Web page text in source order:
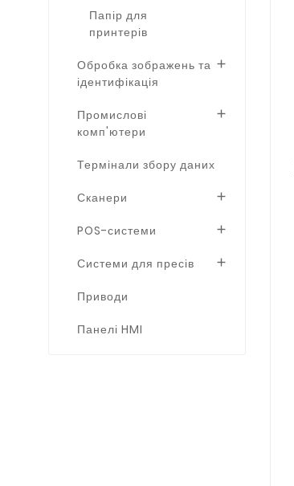
Папір для
принтерів
Обробка зображень та
ідентифікація

Промислові
комп'ютери

Термінали збору даних
Сканери 
POS-системи 
Системи для пресів 
Приводи
Панелі HMI